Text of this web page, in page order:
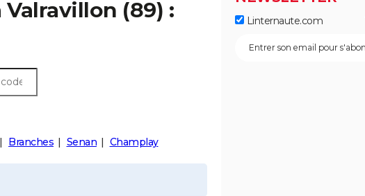
Valravillon (89) :
Branches Senan Champlay
Linternaute.com